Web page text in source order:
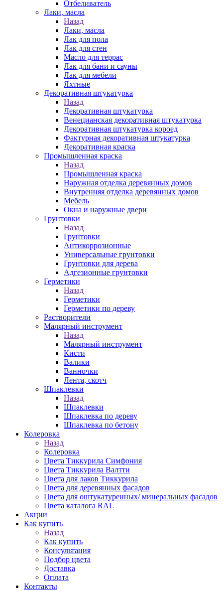
Отбеливатель
Лаки, масла
Назад
Лаки, масла
Лак для пола
Лак для стен
Масло для террас
Лак для бани и сауны
Лак для мебели
Яхтные
Декоративная штукатурка
Назад
Декоративная штукатурка
Венецианская декоративная штукатурка
Декоративная штукатурка короед
Фактурная декоративная штукатурка
Декоративная краска
Промышленная краска
Назад
Промышленная краска
Наружная отделка деревянных домов
Внутренняя отделка деревянных домов
Мебель
Окна и наружные двери
Грунтовки
Назад
Грунтовки
Антикоррозионные
Универсальные грунтовки
Грунтовки для дерева
Адгезионные грунтовки
Герметики
Назад
Герметики
Герметики по дереву
Растворители
Малярный инструмент
Назад
Малярный инструмент
Кисти
Валики
Ванночки
Лента, скотч
Шпаклевки
Назад
Шпаклевки
Шпаклевка по дереву
Шпаклевка по бетону
Колеровка
Назад
Колеровка
Цвета Тиккурила Симфония
Цвета Тиккурила Валтти
Цвета для лаков Тиккурила
Цвета для деревянных фасадов
Цвета для оштукатуренных/ минеральных фасадов
Цвета каталога RAL
Акции
Как купить
Назад
Как купить
Консультация
Подбор цвета
Доставка
Оплата
Контакты